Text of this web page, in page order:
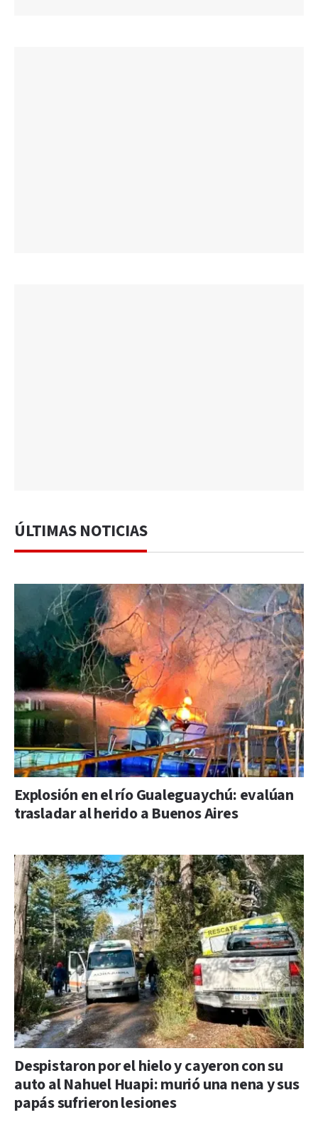
ÚLTIMAS NOTICIAS
Explosión en el río Gualeguaychú: evalúan
trasladar al herido a Buenos Aires
Despistaron por el hielo y cayeron con su
auto al Nahuel Huapi: murió una nena y sus
papás sufrieron lesiones